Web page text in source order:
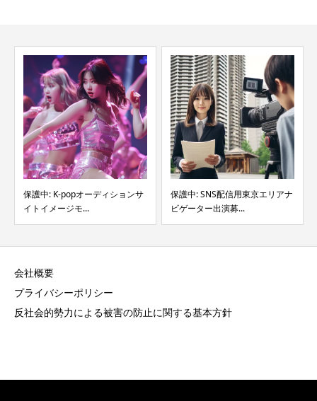
保護中: SNS配信用東京エリアナ
ビゲーター出演募...
保護中: 撮影スタジオサイト掲載
イメージモデル募集...
会社概要
プライバシーポリシー
反社会的勢力による被害の防止に関する基本方針